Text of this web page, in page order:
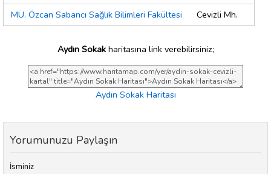
MÜ. Özcan Sabancı Sağlık Bilimleri Fakültesi
Cevizli Mh.
Aydın Sokakharitasına link verebilirsiniz;
Aydın Sokak Haritası
Yorumunuzu Paylaşın
İsminiz